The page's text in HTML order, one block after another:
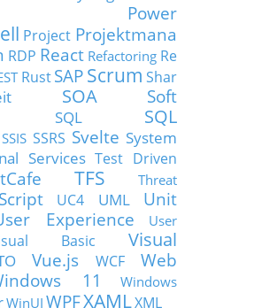
Power
Project Projektmana
RDP React Refactoring Re
Rust SAP Scrum Shar
SOA
Soft
SQL
SQL
SSIS SSRS Svelte System
Services Test Driven
TFS
Threat
UC4 UML
Unit
Experience
User
Basic
Visual
Vue.js WCF
Web
11
Windows
WinUI WPFXAMLXML